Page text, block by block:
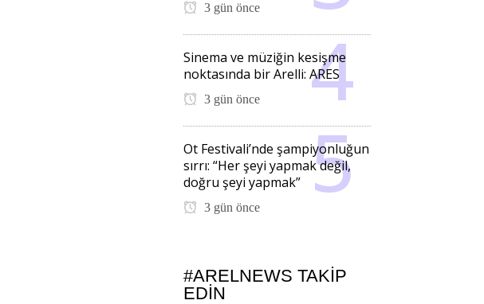
3 gün önce
Sinema ve müziğin kesişme
noktasında bir Arelli: ARES
3 gün önce
Ot Festivali’nde şampiyonluğun
sırrı: “Her şeyi yapmak değil,
doğru şeyi yapmak”
3 gün önce
#ARELNEWS TAKIP
EDIN